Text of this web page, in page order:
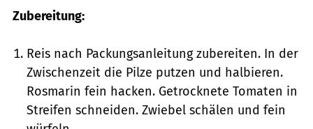
Zubereitung:
Reis nach Packungsanleitung zubereiten. In der
Zwischenzeit die Pilze putzen und halbieren.
Rosmarin fein hacken. Getrocknete Tomaten in
Streifen schneiden. Zwiebel schälen und fein